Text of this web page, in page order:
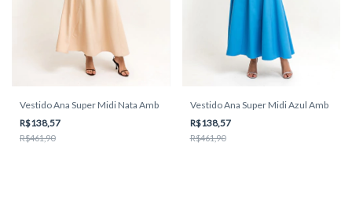
Vestido Ana Super Midi Nata Amb
R$138,57
R$461,90
Vestido Ana Super Midi Azul Amb
R$138,57
R$461,90